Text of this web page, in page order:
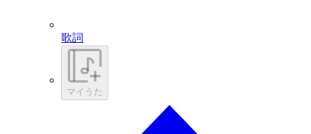
歌詞
マイうた